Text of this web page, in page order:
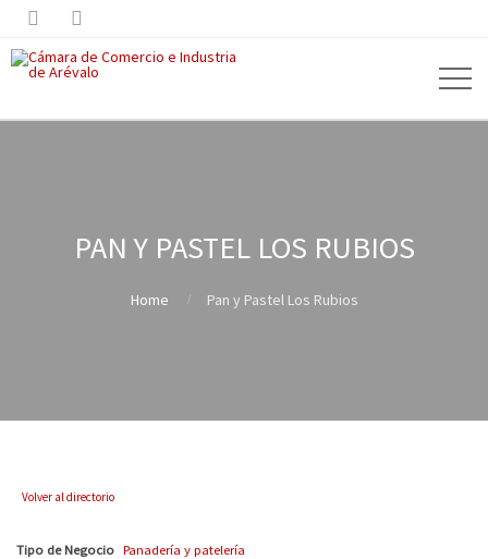
 
PAN Y PASTEL LOS RUBIOS
Home Pan y Pastel Los Rubios
Volver al directorio
Tipo de Negocio Panadería y patelería